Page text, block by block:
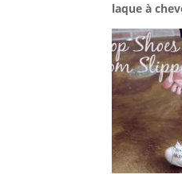
laque à